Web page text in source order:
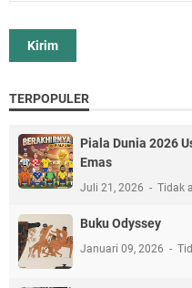
TERPOPULER
Piala Dunia 2026
Emas
Juli 21, 2026 Tidak
Buku Odyssey
Januari 09, 2026